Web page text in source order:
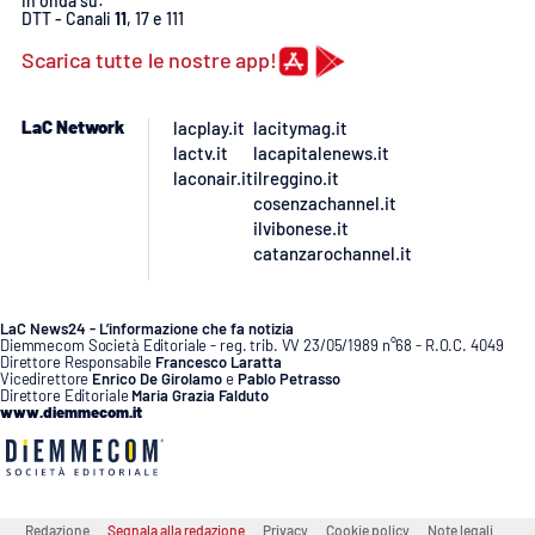
DTT - Canali 11, 17 e 111
Scarica tutte le nostre app!
LaC Network
lacplay.it
lactv.it
laconair.it
lacitymag.it
lacapitalenews.it
ilreggino.it
cosenzachannel.it
ilvibonese.it
catanzarochannel.it
LaC News24 - L’informazione che fa notizia
Diemmecom Società Editoriale - reg. trib. VV 23/05/1989 n°68 - R.O.C. 4049
Direttore Responsabile Francesco Laratta
Vicedirettore Enrico De GirolamoePablo Petrasso
Direttore Editoriale Maria Grazia Falduto
www.diemmecom.it
Redazione Segnala alla redazione Privacy Cookie policy Note legali